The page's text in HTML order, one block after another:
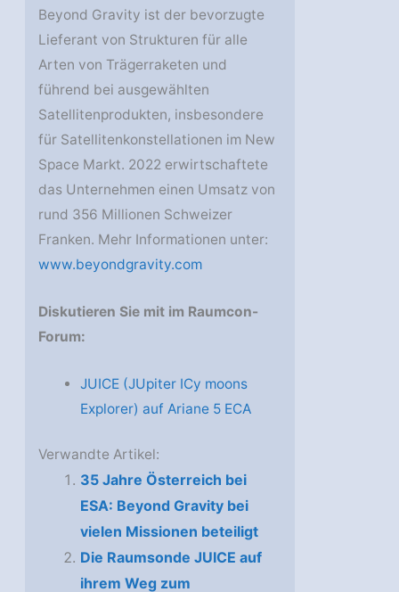
Beyond Gravity ist der bevorzugte
Lieferant von Strukturen für alle
Arten von Trägerraketen und
führend bei ausgewählten
Satellitenprodukten, insbesondere
für Satellitenkonstellationen im New
Space Markt. 2022 erwirtschaftete
das Unternehmen einen Umsatz von
rund 356 Millionen Schweizer
Franken. Mehr Informationen unter:
www.beyondgravity.com
Diskutieren Sie mit im Raumcon-
Forum:
JUICE (JUpiter ICy moons
Explorer) auf Ariane 5 ECA
Verwandte Artikel:
35 Jahre Österreich bei
ESA: Beyond Gravity bei
vielen Missionen beteiligt
Die Raumsonde JUICE auf
ihrem Weg zum